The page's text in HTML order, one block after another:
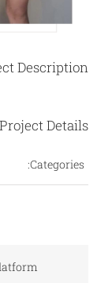
Description
Project Details
Categories: